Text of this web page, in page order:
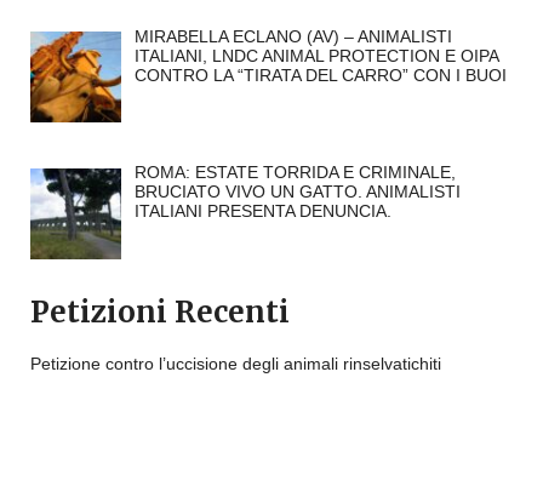
MIRABELLA ECLANO (AV) – ANIMALISTI
ITALIANI, LNDC ANIMAL PROTECTION E OIPA
CONTRO LA “TIRATA DEL CARRO” CON I BUOI
ROMA: ESTATE TORRIDA E CRIMINALE,
BRUCIATO VIVO UN GATTO. ANIMALISTI
ITALIANI PRESENTA DENUNCIA.
Petizioni Recenti
Petizione contro l’uccisione degli animali rinselvatichiti